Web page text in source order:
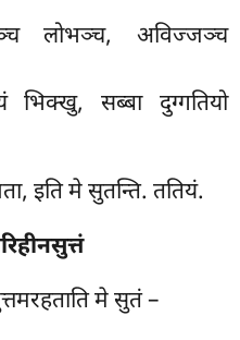
लोभञ्च, अविज्जञ्च
भिक्खु, सब्बा दुग्गतियो
इति मे सुतन्ति. ततियं.
मे सुतं –